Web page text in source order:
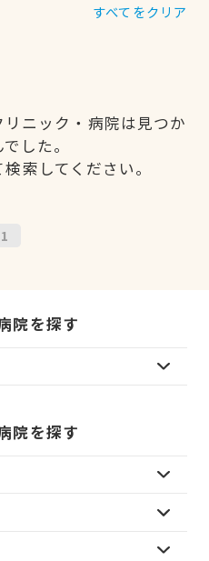
すべてをクリア
ニック・病院は見つか
した。
索してください。
1
院を探す
院を探す